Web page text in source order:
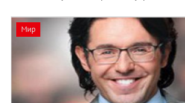
Мир